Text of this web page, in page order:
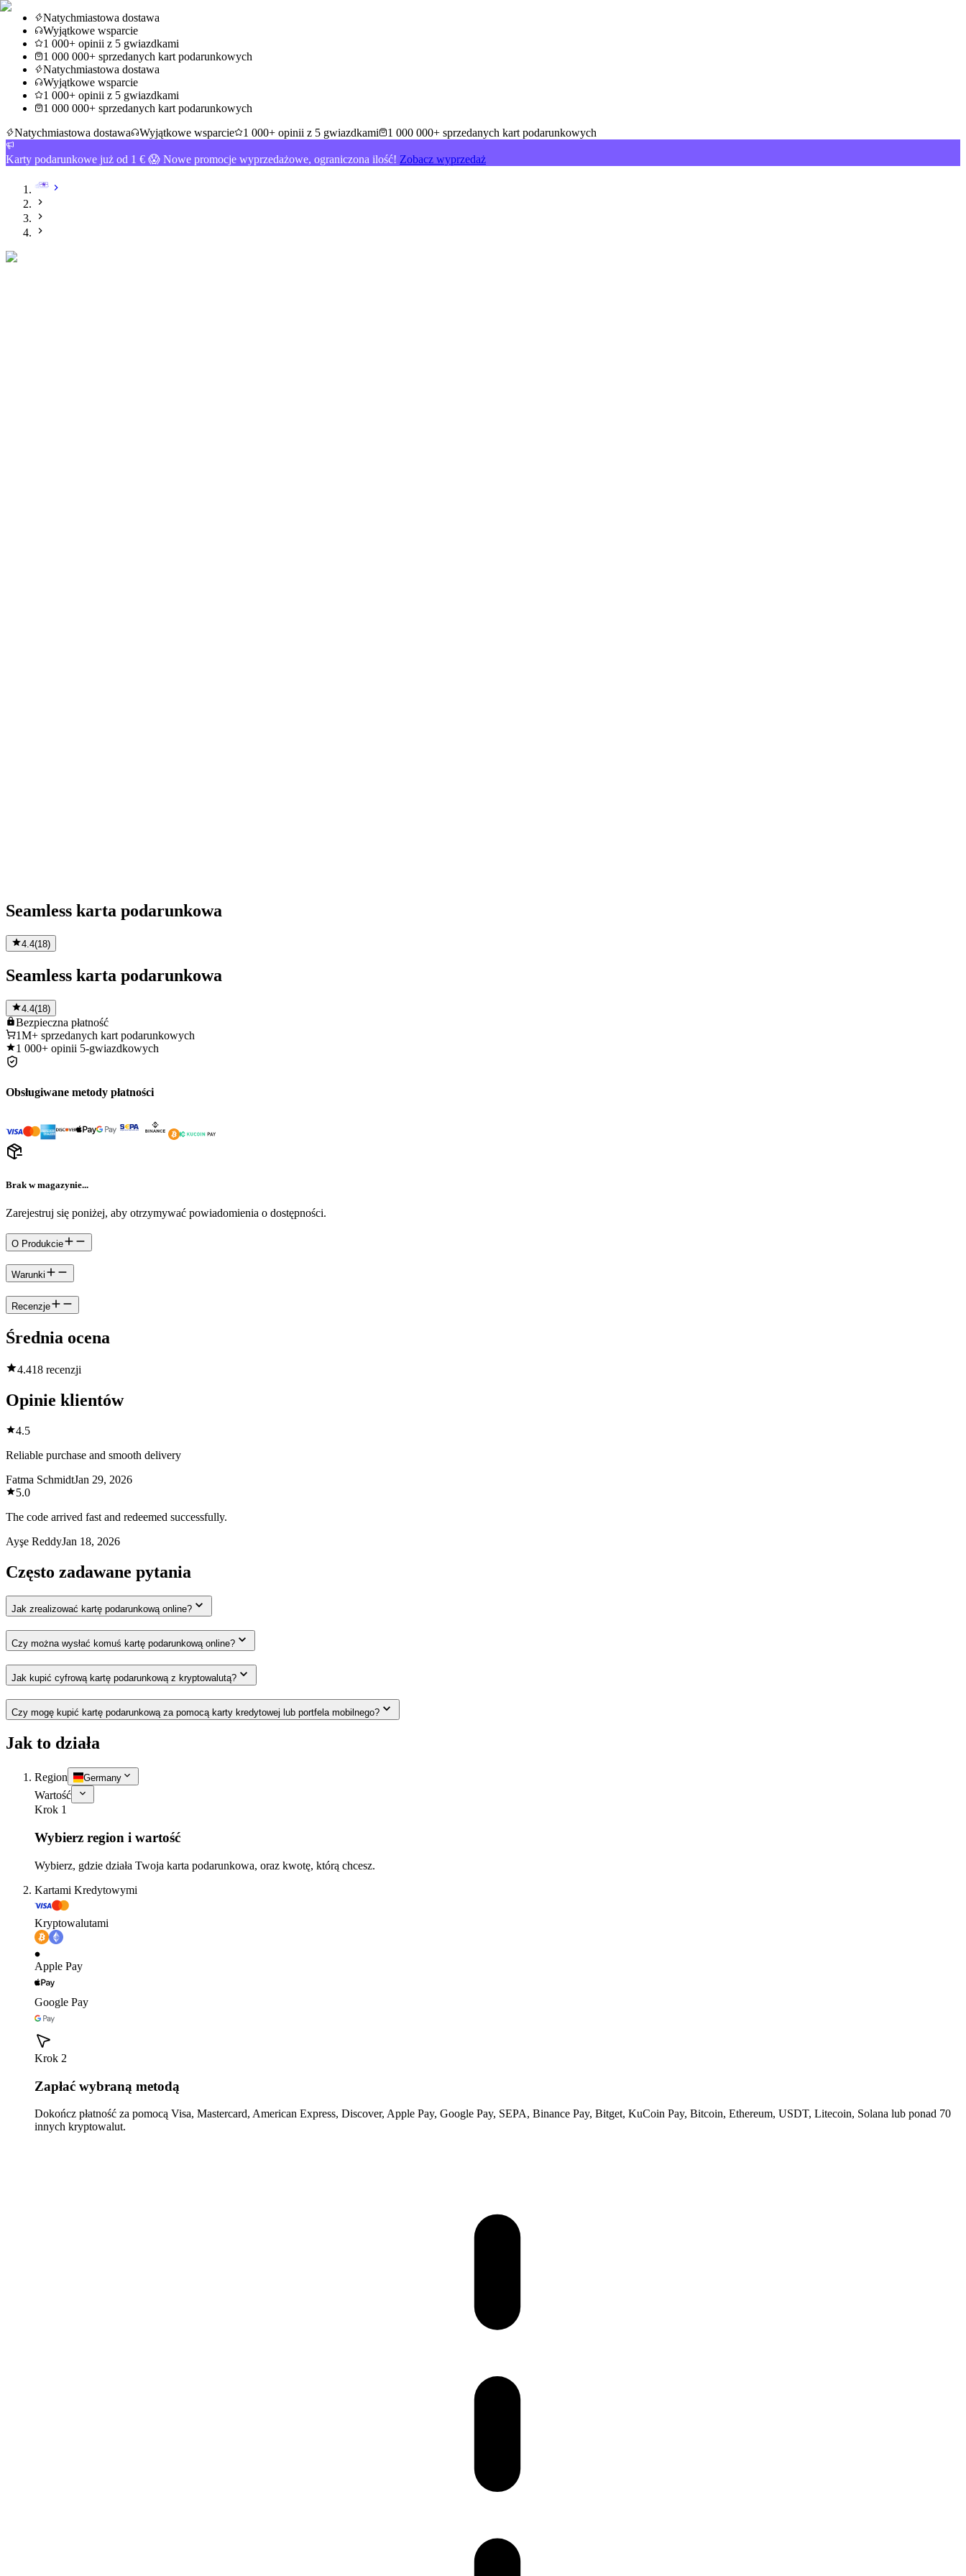
Natychmiastowa dostawa
Wyjątkowe wsparcie
1 000+ opinii z 5 gwiazdkami
1 000 000+ sprzedanych kart podarunkowych
Natychmiastowa dostawa
Wyjątkowe wsparcie
1 000+ opinii z 5 gwiazdkami
1 000 000+ sprzedanych kart podarunkowych
Natychmiastowa dostawa
Wyjątkowe wsparcie 1 000+ opinii z 5 gwiazdkami 1 000 000+ sprzedanych kart podarunkowych
Karty podarunkowe już od 1 € 😱 Nowe promocje wyprzedażowe, ograniczona ilość! Zobacz wyprzedaż
Seamless karta podarunkowa
4.4(18)
Seamless karta podarunkowa
4.4(18)
Bezpieczna płatność
1M+ sprzedanych kart podarunkowych
1 000+ opinii 5-gwiazdkowych
Obsługiwane metody płatności
Brak w magazynie...
Zarejestruj się poniżej, aby otrzymywać powiadomienia o dostępności.
O Produkcie
Warunki
Recenzje
Średnia ocena
4.418 recenzji
Opinie klientów
4.5
Reliable purchase and smooth delivery
Fatma SchmidtJan 29, 2026
5.0
The code arrived fast and redeemed successfully.
Ayşe ReddyJan 18, 2026
Często zadawane pytania
Jak zrealizować kartę podarunkową online?
Czy można wysłać komuś kartę podarunkową online?
Jak kupić cyfrową kartę podarunkową z kryptowalutą?
Czy mogę kupić kartę podarunkową za pomocą karty kredytowej lub portfela mobilnego?
Jak to działa
Region Germany
Wartość
Krok 1
Wybierz region i wartość
Wybierz, gdzie działa Twoja karta podarunkowa, oraz kwotę, którą chcesz.
Kartami Kredytowymi
Kryptowalutami
Apple Pay
Google Pay
Krok 2
Zapłać wybraną metodą
Dokończ płatność za pomocą Visa, Mastercard, American Express, Discover, Apple Pay, Google Pay, SEPA, Binance Pay, Bitget, KuCoin Pay, Bitcoin, Ethereum, USDT, Litecoin, Solana lub ponad 70
innych kryptowalut.